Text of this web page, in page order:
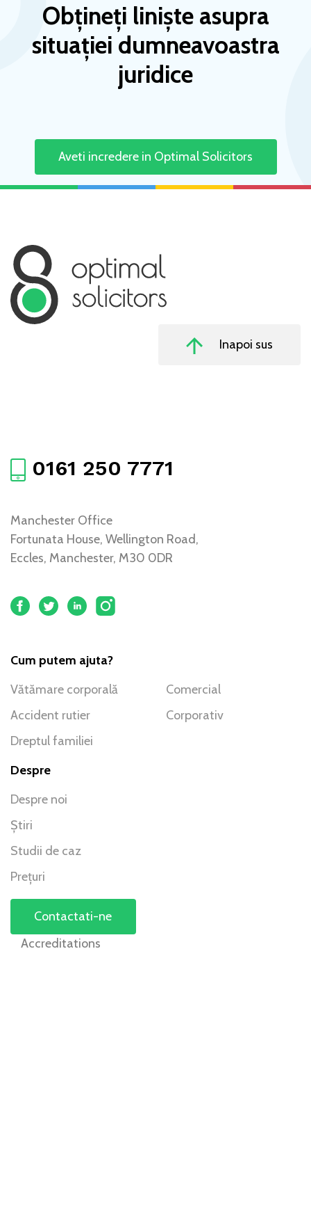
Obțineți liniște asupra
situației dumneavoastra
juridice
Aveti incredere in Optimal Solicitors
Inapoi sus
0161 250 7771
Manchester Office
Fortunata House, Wellington Road,
Eccles, Manchester, M30 0DR
Cum putem ajuta?
Vătămare corporală
Accident rutier
Dreptul familiei
Comercial
Corporativ
Despre
Despre noi
Știri
Studii de caz
Prețuri
Contactati-ne
Accreditations